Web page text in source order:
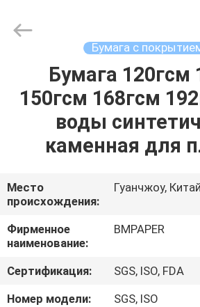
ДОМОЙ
ПРОДУКТЫ
НАС
ЭКСКУРСИЯ
ПО
ЗАВОДУ
CO.,LTD.
Бумага с
Бумага 120гсм
150гсм 168гсм
воды
каменная для
Место
происхождения:
Гуанчжоу, Китай
Фирменное
наименование:
BMPAPER
Сертификация:
SGS, ISO, FDA
Номер модели:
SGS, ISO